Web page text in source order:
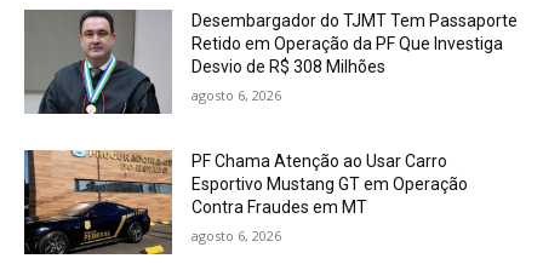
Desembargador do TJMT Tem Passaporte
Retido em Operação da PF Que Investiga
Desvio de R$ 308 Milhões
agosto 6, 2026
PF Chama Atenção ao Usar Carro
Esportivo Mustang GT em Operação
Contra Fraudes em MT
agosto 6, 2026